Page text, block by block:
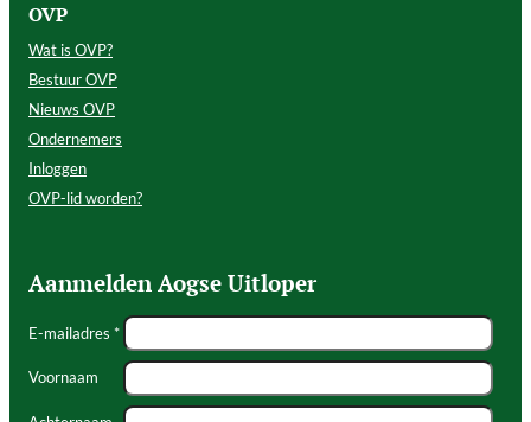
OVP
Wat is OVP?
Bestuur OVP
Nieuws OVP
Ondernemers
Inloggen
OVP-lid worden?
Aanmelden Aogse Uitloper
E-mailadres *
Voornaam